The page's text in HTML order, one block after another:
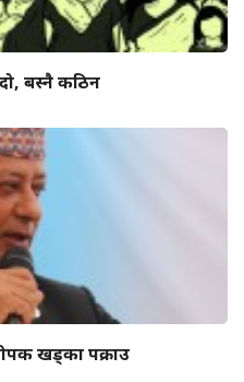
बस्नै कठिन
खड्का पक्राउ